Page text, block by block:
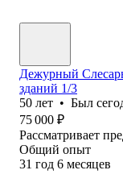
Дежурный
зданий 1/3
50 лет • Был
75 000 ₽
Рассматривает
Общий опыт
31 год 6 месяцев